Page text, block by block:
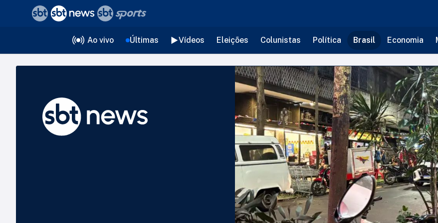
Ao vivo Últimas Vídeos Eleições Colunistas Política Brasil Economia
voltar
Editorias